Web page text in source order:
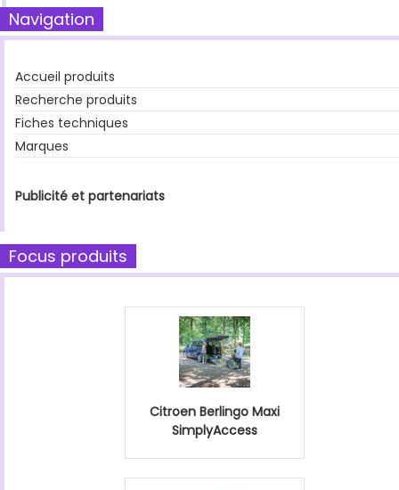
Navigation
Accueil produits
Recherche produits
Fiches techniques
Marques
Publicité et partenariats
Focus produits
Citroen Berlingo Maxi
SimplyAccess